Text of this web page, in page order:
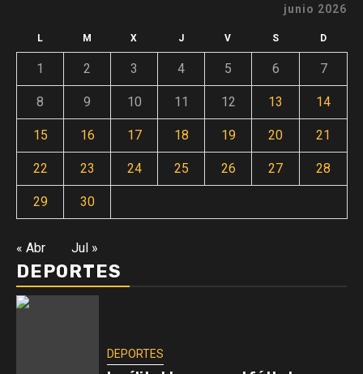
junio 2026
L M X J V S D
1 2 3 4 5 6 7
8 9 10 11 12 13 14
15 16 17 18 19 20 21
22 23 24 25 26 27 28
29 30
« Abr Jul »
DEPORTES
DEPORTES